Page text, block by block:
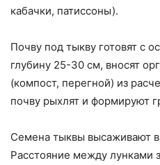
кабачки, патиссоны).
Почву под тыкву готовят с
глубину 25-30 см, вносят
(компост, перегной) из
почву рыхлят и формируют
Семена тыквы высаживают
Расстояние между лунками